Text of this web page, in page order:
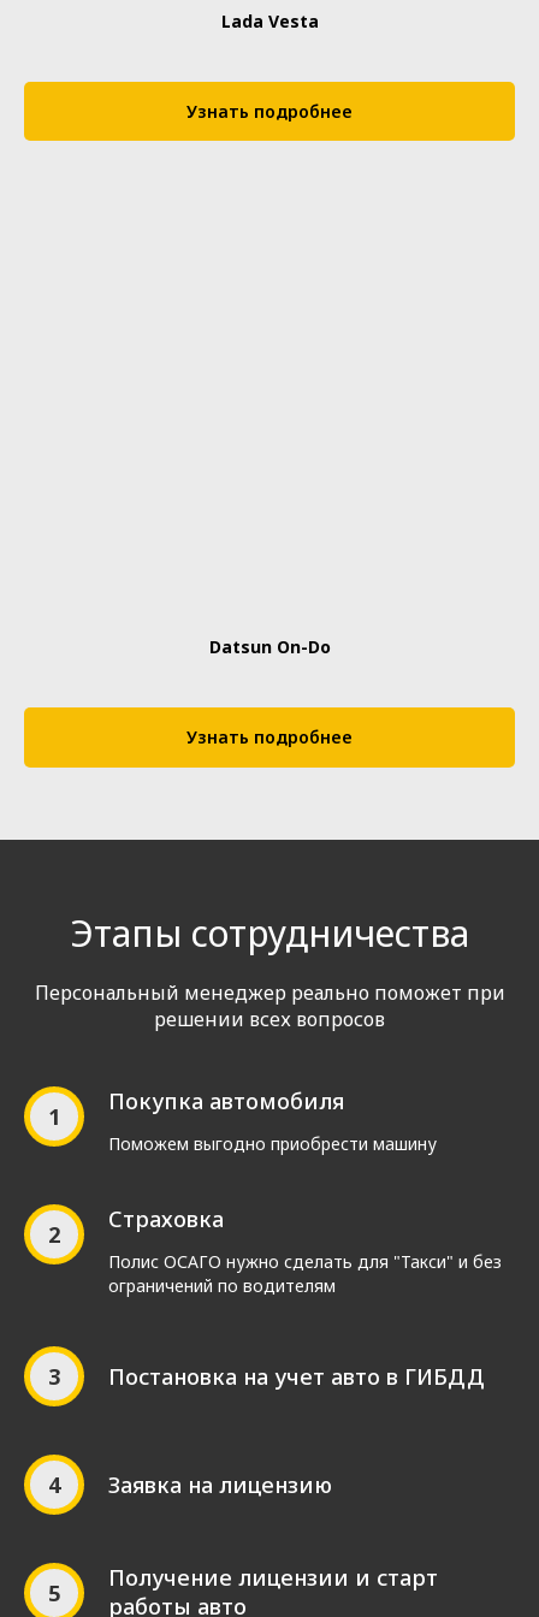
Lada Vesta
Узнать подробнее
Datsun On-Do
Узнать подробнее
Этапы сотрудничества
Персональный менеджер реально поможет при
решении всех вопросов
Покупка автомобиля
Поможем выгодно приобрести машину
Страховка
Полис ОСАГО нужно сделать для "Такси" и без
ограничений по водителям
Постановка на учет авто в ГИБДД
Заявка на лицензию
Получение лицензии и старт
работы авто